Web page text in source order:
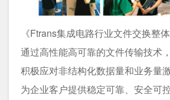
《Ftrans集成电路行业文件交换整
通过高性能高可靠的文件传输技术
积极应对非结构化数据量和业务量
为企业客户提供稳定可靠、安全可